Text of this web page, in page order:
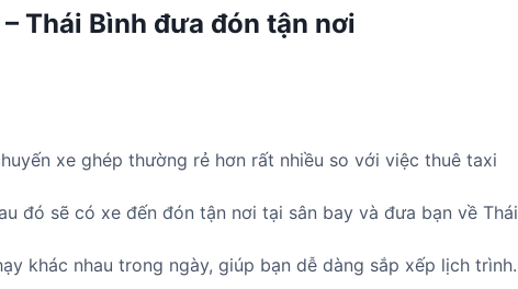
Thái Bình đưa đón tận nơi
xe ghép thường rẻ hơn rất nhiều so với việc thuê taxi
đó sẽ có xe đến đón tận nơi tại sân bay và đưa bạn về Thái
khác nhau trong ngày, giúp bạn dễ dàng sắp xếp lịch trình.